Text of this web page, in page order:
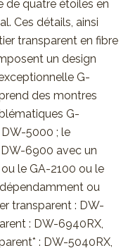
de quatre étoiles en
Ces détails, ainsi
transparent en fibre
un design
G-
des montres
G-
DW-5000 ; le
6900 avec un
le GA-2100 ou le
ou
transparent : DW-
: DW-6940RX,
: DW-5040RX,